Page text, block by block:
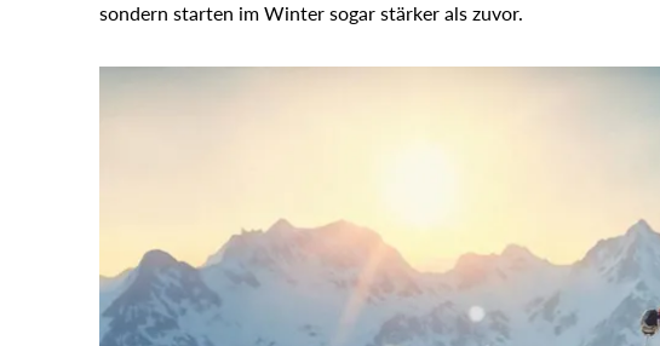
sondern starten im Winter sogar stärker als zuvor.